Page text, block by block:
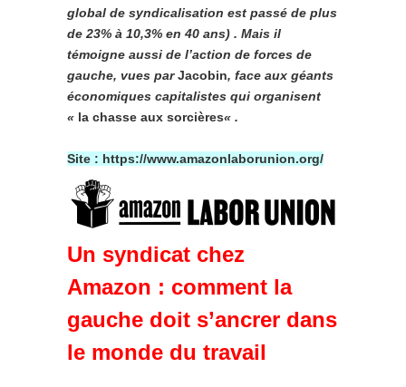
global de syndicalisation est passé de plus
de 23% à 10,3% en 40 ans) . Mais il
témoigne aussi de l’action de forces de
gauche, vues parJacobin, face aux géants
économiques capitalistes qui organisent
« la chasse aux sorcières« .
Site : https://www.amazonlaborunion.org/
Un syndicat chez
Amazon : comment la
gauche doit s’ancrer dans
le monde du travail